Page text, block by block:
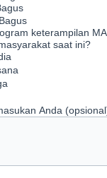
keterampilan
saat ini?
Anda